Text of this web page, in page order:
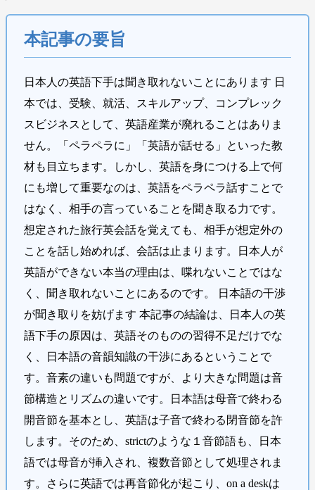
本記事の要旨
日本人の英語下手は聞き取れないことにあります 日
本では、受験、就活、スキルアップ、コンプレック
スビジネスとして、英語産業が廃れることはありま
せん。「ペラペラに」「英語が話せる」といった教
材も目立ちます。しかし、英語を身につける上で何
にも増して重要なのは、英語をペラペラ話すことで
はなく、相手の言っていることを聞き取る力です。
想定された旅行英会話を覚えても、相手が想定外の
ことを話し始めれば、会話は止まります。日本人が
英語ができない本当の理由は、喋れないことではな
く、聞き取れないことにあるのです。 日本語の干渉
が聞き取りを妨げます 本記事の結論は、日本人の英
語下手の原因は、英語そのものの習得不足だけでな
く、日本語の音韻知識の干渉にあるということで
す。音素の違いも問題ですが、より大きな問題は音
節構造とリズムの違いです。日本語は母音で終わる
開音節を基本とし、英語は子音で終わる閉音節を許
します。そのため、strictのような１音節語も、日本
語では母音が挿入され、複数音節として処理されま
す。さらに英語では再音節化が起こり、on a deskは